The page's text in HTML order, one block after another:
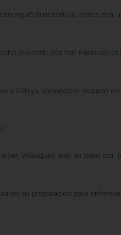
siguió buscando al marco rival,
realizado por Yair Espinosa,
a Celaya, salvando el arquero
Velázquez tras su paso por
su preparación para